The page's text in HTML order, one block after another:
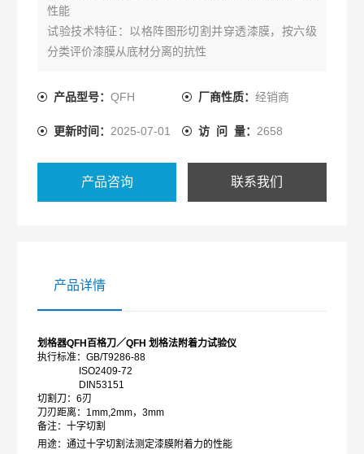
性能
试验技术特征：以格阵图形切割并穿透漆膜，按六级
分类评价漆膜从底材分离的抗性
产品型号：QFH 厂商性质： 经销商
更新时间： 2025-07-01 访 问 量： 2658
产品咨询 联系我们
产品详情
划格器QFH 百格刀／QFH 划格法附着力试验仪
执行标准：GB/T9286-88
ISO2409-72
DIN53151
切割刀：6刃
刀刃距离： 1mm,2mm，3mm
备注：十字切割
用途：通过十字切割法测定漆膜附着力的性能